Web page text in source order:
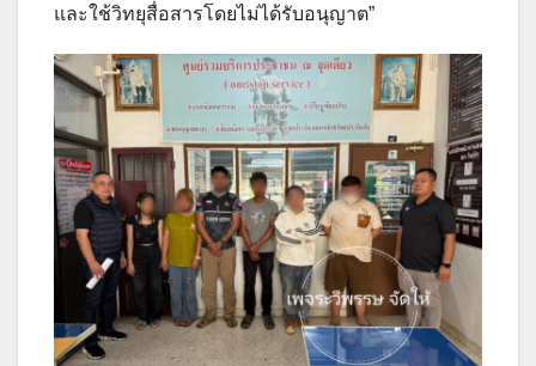
และใช้วิทยุสื่อสารโดยไม่ได้รับอนุญาต”